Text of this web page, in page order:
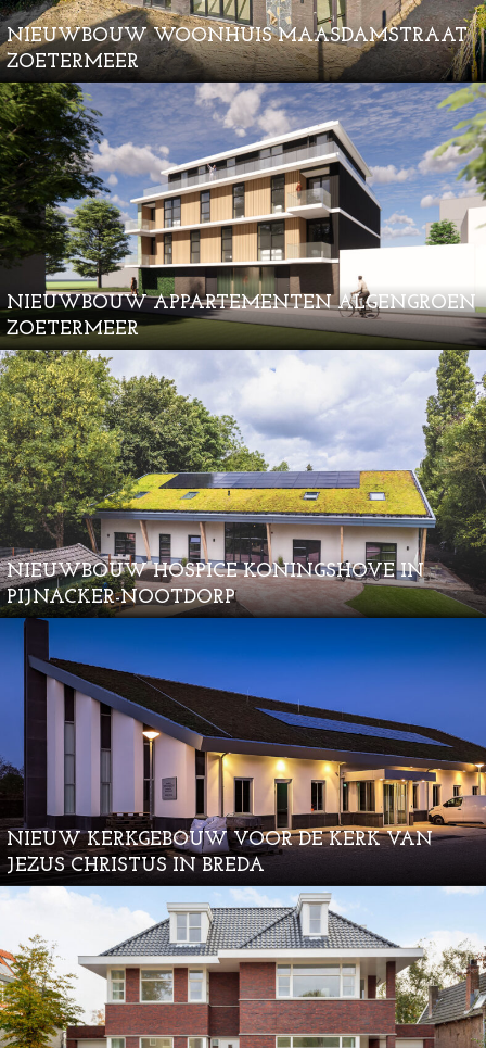
NIEUWBOUW WOONHUIS MAASDAMSTRAAT
ZOETERMEER
NIEUWBOUW APPARTEMENTEN ALGENGROEN
ZOETERMEER
NIEUWBOUW HOSPICE KONINGSHOVE IN
PIJNACKER-NOOTDORP
NIEUW KERKGEBOUW VOOR DE KERK VAN
JEZUS CHRISTUS IN BREDA